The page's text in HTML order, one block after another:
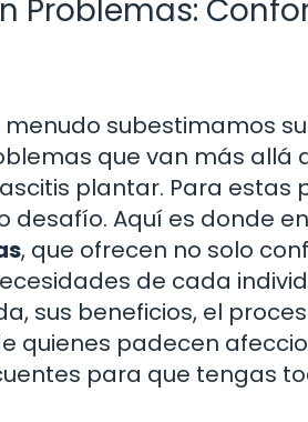
Problemas:
subestimamos
que van más allá
plantar. Para estas
Aquí es donde
, que ofrecen no solo
de cada
sus beneficios, el
quienes padecen
para que tengas